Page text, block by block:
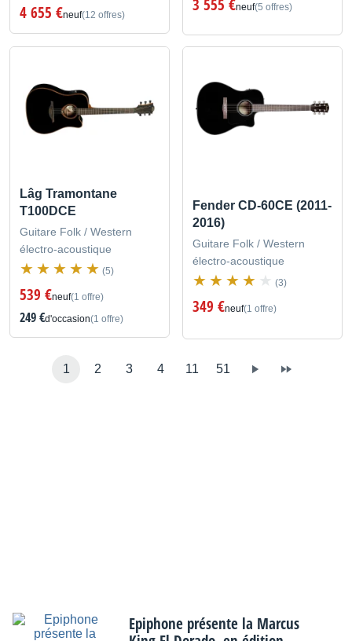
4 655 €neuf(12 offres) 3 555 €neuf(5 offres)
Lâg Tramontane
T100DCE
Guitare Folk / Western
électro-acoustique
(5)
539 €neuf(1 offre)
249 €d'occasion(1 offre)
Fender CD-60CE (2011-
2016)
Guitare Folk / Western
électro-acoustique
(3)
349 €neuf(1 offre)
1 2 3 4 11 51
Epiphone présente la Marcus